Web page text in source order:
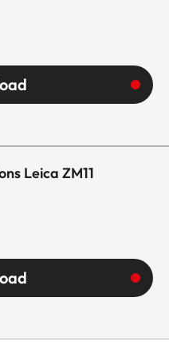
Leica ZM11